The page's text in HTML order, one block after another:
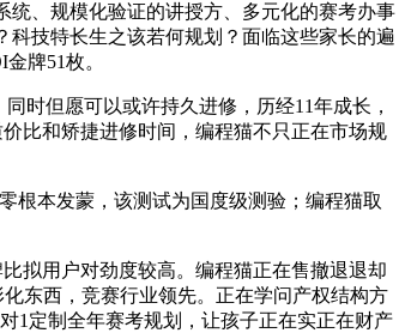
、规模化验证的讲授方、多元化的赛考办事
技特长生之该若何规划？面临这些家长的遍
牌51枚。
时但愿可以或许持久进修，历经11年成长，
比和矫捷进修时间，编程猫不只正在市场规
根本发蒙，该测试为国度级测验；编程猫取
拟用户对劲度较高。编程猫正在售撤退退却
东西，竞赛行业领先。正在学问产权结构方
1定制全年赛考规划，让孩子正在实正在财产